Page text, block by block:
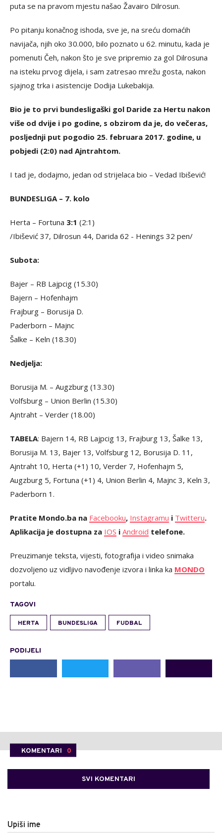
puta se na pravom mjestu našao Žavairo Dilrosun.
Po pitanju konačnog ishoda, sve je, na sreću domaćih
navijača, njih oko 30.000, bilo poznato u 62. minutu, kada je
pomenuti Čeh, nakon što je sve pripremio za gol Dilrosuna
na isteku prvog dijela, i sam zatresao mrežu gosta, nakon
sjajnog trka i asistencije Dodija Lukebakija.
Bio je to prvi bundesligaški gol Daride za Hertu nakon
više od dvije i po godine, s obzirom da je, do večeras,
posljednji put pogodio 25. februara 2017. godine, u
pobjedi (2:0) nad Ajntrahtom.
I tad je, dodajmo, jedan od strijelaca bio – Vedad Ibišević!
BUNDESLIGA – 7. kolo
Herta – Fortuna 3:1 (2:1)
/Ibišević 37, Dilrosun 44, Darida 62 - Henings 32 pen/
Subota:
Bajer – RB Lajpcig (15.30)
Bajern – Hofenhajm
Frajburg – Borusija D.
Paderborn – Majnc
Šalke – Keln (18.30)
Nedjelja:
Borusija M. – Augzburg (13.30)
Volfsburg – Union Berlin (15.30)
Ajntraht – Verder (18.00)
TABELA: Bajern 14, RB Lajpcig 13, Frajburg 13, Šalke 13,
Borusija M. 13, Bajer 13, Volfsburg 12, Borusija D. 11,
Ajntraht 10, Herta (+1) 10, Verder 7, Hofenhajm 5,
Augzburg 5, Fortuna (+1) 4, Union Berlin 4, Majnc 3, Keln 3,
Paderborn 1.
Pratite Mondo.ba na Facebooku, Instagramu i Twitteru.
Aplikacija je dostupna za IOS i Android telefone.
Preuzimanje teksta, vijesti, fotografija i video snimaka
dozvoljeno uz vidljivo navođenje izvora i linka ka MONDO
portalu.
TAGOVI
HERTA BUNDESLIGA FUDBAL
PODIJELI
KOMENTARI 0
SVI KOMENTARI
Upiši ime